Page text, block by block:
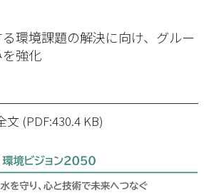
環境課題の解決に向け、グルー
強化
文 (PDF:430.4 KB)